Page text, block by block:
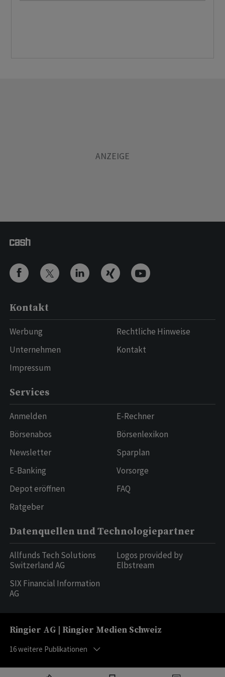
Kontakt
Werbung
Unternehmen
Impressum
Rechtliche Hinweise
Kontakt
Services
Anmelden
Börsenabos
Newsletter
E-Banking
Depot eröffnen
Ratgeber
E-Rechner
Börsenlexikon
Sparplan
Vorsorge
FAQ
Datenquellen und Technologiepartner
Allfunds Tech Solutions
Switzerland AG
SIX Financial Information
AG
Logos provided by
Elbstream
Ringier AG | Ringier Medien Schweiz
16weitere Publikationen